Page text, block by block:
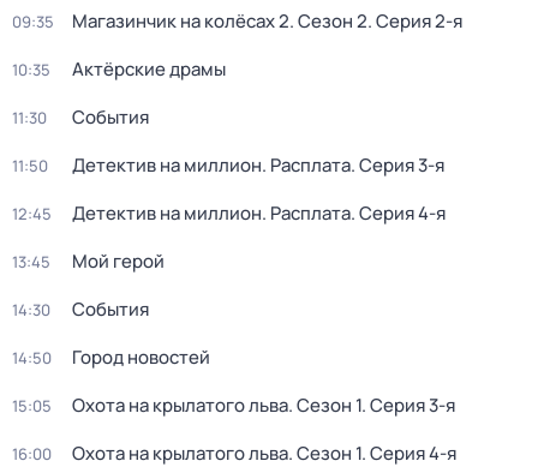
09:35 Магазинчик на колёсах 2. Сезон 2. Серия 2-я
10:35 Актёрские драмы
11:30 События
11:50 Детектив на миллион. Расплата. Серия 3-я
12:45 Детектив на миллион. Расплата. Серия 4-я
13:45 Мой герой
14:30 События
14:50 Город новостей
15:05 Охота на крылатого льва. Сезон 1. Серия 3-я
16:00 Охота на крылатого льва. Сезон 1. Серия 4-я